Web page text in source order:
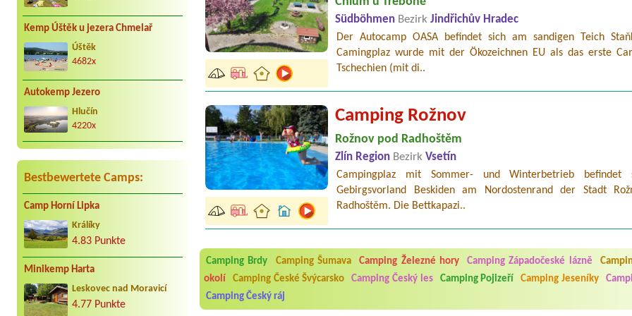
Kemp Úštěk u jezera Chmelař
Úštěk
4682x
Autokemp Jezero
Hlučín
4220x
Bestbewertete Camps:
Camp Horní Lipka
Králíky
4.83 Punkte
Minikemp Harta
Leskovec nad Moravicí
4.77 Punkte
Südböhmen Bezirk Jindřichův Hradec
Der Autocamp OASA befindet sich am sandigen Teich
Camingplaz wurde mit der Ökozeichnen EU als das erste
Tschechien (mit di..
Camping Rožnov
Rožnov pod Radhoštěm
Zlín Region Bezirk Vsetín
Campingplaz mit Sommer- und Winterbetrieb befindet
Gebirgsvorland Beskiden am Nordostenrand der Stadt
Radhoštěm. Die Bettkapazi..
Camping Brdy Camping Šumava Camping Železné hory Camping Západočeské lázně
okolí
Camping České Švýcarsko Camping Český les Camping Pojizeří Camping Jeseníky
Camping Český ráj
Aneta Melicharová***
Byli jsme zde v týdnu od 25.7. do 1.8. 2026. Kemp jako takový je pěkný. V umývárně i na WC bylo
utěrky, což při množství návštěvníků není samozřejmost. V kempu je obchod a restaurace, kebab a
velice zklamalo byl celodenní hluk z repráků u stanů a absolutní bezohlednost ostatních ubytovaných.
Jana*****
Chtěli jsme být týden,byli jsme dva. Na začátku prázdnin. Přijeli jsme karavanem. Klid pohoda
super. Restaurace s jídlem, a dobrým jídlem za slušnou cenu na dosah, a spoustu možností na výlety.
slušně mile. Nám se v kempu líbilo.